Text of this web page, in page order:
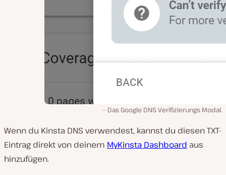
Das Google DNS Verifizierungs Modal.
Wenn du Kinsta DNS verwendest, kannst du diesen TXT-
Eintrag direkt von deinem MyKinsta Dashboard aus
hinzufügen.